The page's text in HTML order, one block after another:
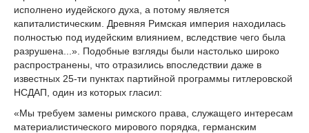
исполнено иудейского духа, а потому является
капиталистическим. Древняя Римская империя находилась
полностью под иудейским влиянием, вследствие чего была
разрушена...». Подобные взгляды были настолько широко
распространены, что отразились впоследствии даже в
известных 25-ти пунктах партийной программы гитлеровской
НСДАП, один из которых гласил:
«Мы требуем замены римского права, служащего интересам
материалистического мирового порядка, германским